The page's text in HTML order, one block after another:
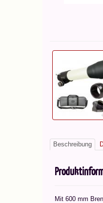
Beschreibung
Mit 600 mm